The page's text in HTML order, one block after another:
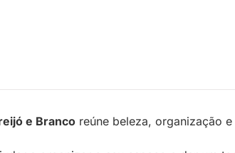
e Branco reúne beleza, organização